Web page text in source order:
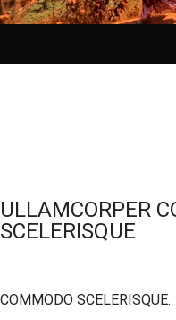
ULLAMCORPER
SCELERISQUE
COMMODO SCELERISQUE.